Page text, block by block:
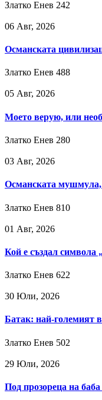
Златко Енев 242
06 Авг, 2026
Османската
Златко Енев 488
05 Авг, 2026
Моето верую, или
Златко Енев 280
03 Авг, 2026
Османската
Златко Енев 810
01 Авг, 2026
Кой е създал
Златко Енев 622
30 Юли, 2026
Батак: най-големият
Златко Енев 502
29 Юли, 2026
Под прозореца на